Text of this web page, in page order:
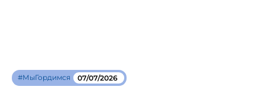
#МыГордимся 07/07/2026